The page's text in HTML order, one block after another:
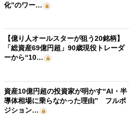
化”のワー…
【億り人オールスターが狙う20銘柄】
「総資産69億円超」90歳現役トレーダ
ーから“10…
資産10億円超の投資家が明かす“AI・半
導体相場に乗らなかった理由” フルポ
ジション…